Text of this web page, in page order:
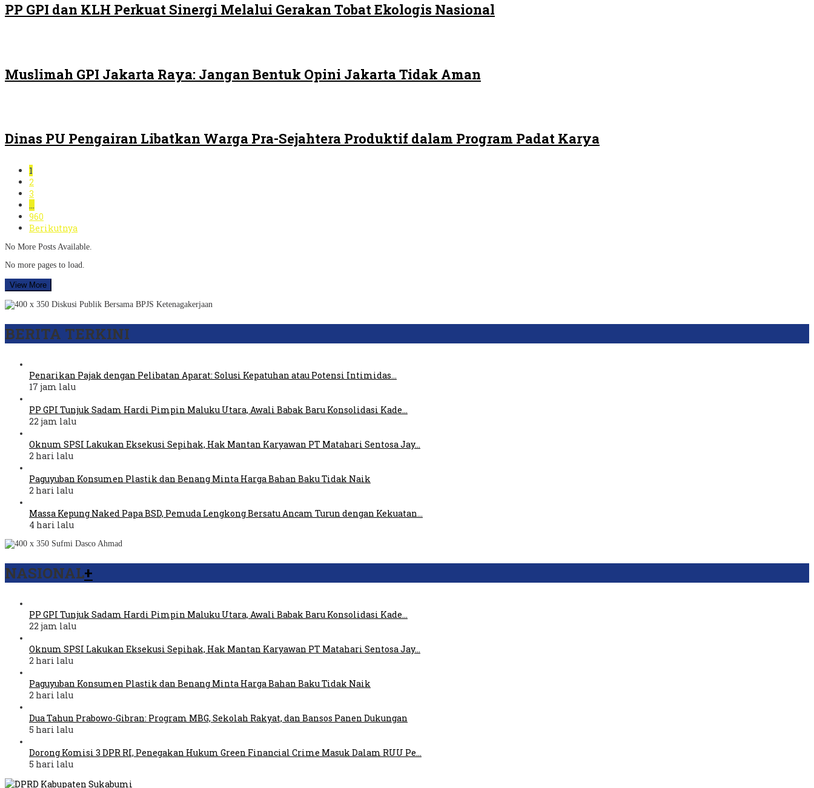
PP GPI dan KLH Perkuat Sinergi Melalui Gerakan Tobat Ekologis Nasional
Muslimah GPI Jakarta Raya: Jangan Bentuk Opini Jakarta Tidak Aman
Dinas PU Pengairan Libatkan Warga Pra-Sejahtera Produktif dalam Program Padat Karya
1
2
3
…
960
Berikutnya
No More Posts Available.
No more pages to load.
View More
BERITA TERKINI
Penarikan Pajak dengan Pelibatan Aparat: Solusi Kepatuhan atau Potensi Intimidas…
17 jam lalu
PP GPI Tunjuk Sadam Hardi Pimpin Maluku Utara, Awali Babak Baru Konsolidasi Kade…
22 jam lalu
Oknum SPSI Lakukan Eksekusi Sepihak, Hak Mantan Karyawan PT Matahari Sentosa Jay…
2 hari lalu
Paguyuban Konsumen Plastik dan Benang Minta Harga Bahan Baku Tidak Naik
2 hari lalu
Massa Kepung Naked Papa BSD, Pemuda Lengkong Bersatu Ancam Turun dengan Kekuatan…
4 hari lalu
NASIONAL+
PP GPI Tunjuk Sadam Hardi Pimpin Maluku Utara, Awali Babak Baru Konsolidasi Kade…
22 jam lalu
Oknum SPSI Lakukan Eksekusi Sepihak, Hak Mantan Karyawan PT Matahari Sentosa Jay…
2 hari lalu
Paguyuban Konsumen Plastik dan Benang Minta Harga Bahan Baku Tidak Naik
2 hari lalu
Dua Tahun Prabowo-Gibran: Program MBG, Sekolah Rakyat, dan Bansos Panen Dukungan
5 hari lalu
Dorong Komisi 3 DPR RI, Penegakan Hukum Green Financial Crime Masuk Dalam RUU Pe…
5 hari lalu